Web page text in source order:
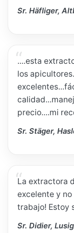
Sr. Häfliger,
....esta
los
precio....mi
Sr. Stäger,
La extractora
excelente y no
trabajo! Estoy
Sr. Didier,